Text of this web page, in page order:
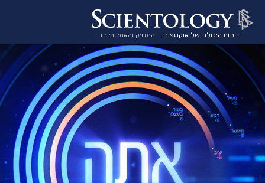
ניתוח היכולת של אוקספורד המדויק והאמין ביותר